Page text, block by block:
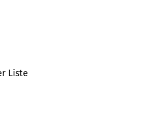
Liste